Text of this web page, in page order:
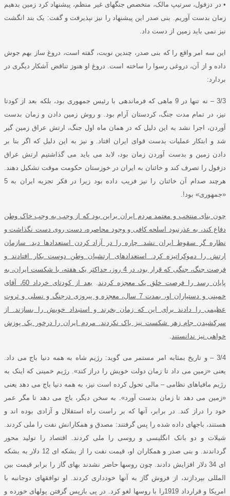
• در دزفول، سرتیپ مالک، متخصص جنگهای غیر منظم، پیشنهاد کرد زمین بدهیم
زمان بدست آوریم
بنی صدر این پیشنهاد را نیز نپذیرفت و گفت: یک بند انگشت
نیز نمی باید زمین از دست داد
این سه امر واقع را که بنی صدر، چندین نوبت، گفته است، دروغ ساز بهم جوش
داده و از آن، دروغی رسوا را ساخته است
دروغ او هنوز تناقض آشکار دیگری در
بردارد :
3/3
– نه تنها در 9 ماهی که فرماندهی با رئیس جمهوری بود، بلکه بعد از کودتا
نیز، در تمام مدت جنگ، کردستان آرام بود
و روش زمین دادن و زمان بدست
آوردن، اجرا نشد به این دلیل که در همان ماه اول جنگ، ارتش عراق زمین گیر
شد و ابتکار عملیات بدست قوای ایران افتاد
.و نیز به این دلیل که اگر بنا بر
دادن زمین و بدست آوردن زمان بود، لابد می باید می گذاشتیم ارتش عراق
دزفول را تصرف کند و خائنان به ایران در خوزستان حکومت موقت تشکیل دهند
هرچند صدام آن خائنان را نیز فریب داده بود زیرا در فکر تجزیه ایران به 5
«جمهوری» بود !.
چون بنای منتخب و معتمد مردم ایران براین بود که از وجب به وجب خاک وطن
دفاع کند، به عذرنبود اسلحه کافی و وجود محاصره، دست روی دست نگذاشت و
نظاره گر سقوط ایران نشد
چاره را در آزاد کردن استعدادها دید
سازمان
ارتش را دموکراتیزه کرد
استعدادهای ارتشیان وطن دوست بکار افتادند و
فرصت جنگ، جنگی که قرار بود، در4 روز، حداکثر یک هفته، با شکست ایران، به
پایان رسد را فرصت خلق یک معجزه کردند
بعد از کودتای خرداد60، آقای
خمینی و دستیاران او، بمدت7 سال، معجزه و پیروزی درجنگ و نسلی و ثروت
عظیمی را دادند برای این که زمان بخرند و استبداد خویش را بسازند
از
سرکشیدن جام زهر شکست نیز باک نکردند
مردم ایران را درخور یک پوزش
خواهی نیز ندانستند
3/4
–و تاریخ بمثابه امر مستمر می گوید : رژیم شاه به همه دنیا باج می داد
یعنی «زمین می داد تا زمان دولت خویش را دراز کند».رژیم خمینی که اینک به
رژیم مافیاهای نظامی – مالی تحول کرده است نیز، به همه دنیا باج می دهد یعنی
«زمین می دهد تا زمان بدست آورد». به سخن دیگر، باج می دهد تا مگر عمر
خود را دراز کند
در برابر، آنها که بر راست راه استقلال و آزادی بوده اند و
هستند، باجهای داده شده را پس گرفتند : مصدق و همکارانش نفت را ملی کردند
شیلات و دو بانک انگلیسی و روسی را ملی کردند
اقتصاد را تولید محور
گرداندند
و بنی صدر و همکاران او، قیمت نفت را از بشکه ای 12 دلار به بشکه
ای 34 دلار افزایش دادند
چون روسها حاضر نشدند بهای گاز را برابر قیمت بین
المللی بپردازند، از فروش گاز به آنها خودداری کردند
او توافقهای دوجانبه با
امریکا و قرارداد 1919را با روسها لغو کرد
در پی بازپس گرفتن پولهای خورده و